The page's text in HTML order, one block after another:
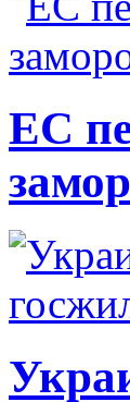
ЕС